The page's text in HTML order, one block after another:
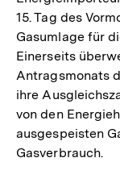
15. Tag des
Gasumlage für
Einerseits
Antragsmonats
ihre
von den
ausgespeisten
Gasverbrauch.